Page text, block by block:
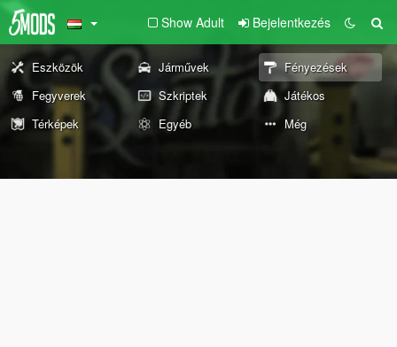
Show Adult Bejelentkezés
Eszközök Járművek
Fényezések
Fegyverek
Szkriptek
Játékos
Térképek
Egyéb Még